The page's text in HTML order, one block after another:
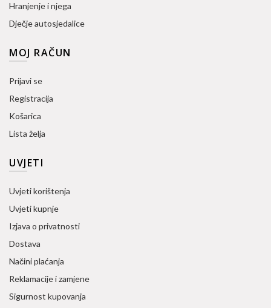
Hranjenje i njega
Dječje autosjedalice
MOJ RAČUN
Prijavi se
Registracija
Košarica
Lista želja
UVJETI
Uvjeti korištenja
Uvjeti kupnje
Izjava o privatnosti
Dostava
Načini plaćanja
Reklamacije i zamjene
Sigurnost kupovanja